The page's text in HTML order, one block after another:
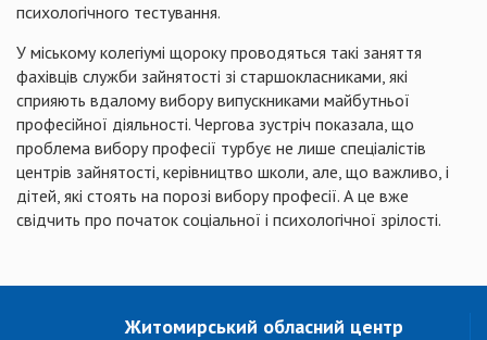
психологічного тестування.
У міському колегіумі щороку проводяться такі заняття
фахівців служби зайнятості зі старшокласниками, які
сприяють вдалому вибору випускниками майбутньої
професійної діяльності. Чергова зустріч показала, що
проблема вибору професії турбує не лише спеціалістів
центрів зайнятості, керівництво школи, але, що важливо, і
дітей, які стоять на порозі вибору професії. А це вже
свідчить про початок соціальної і психологічної зрілості.
Житомирський обласний центр